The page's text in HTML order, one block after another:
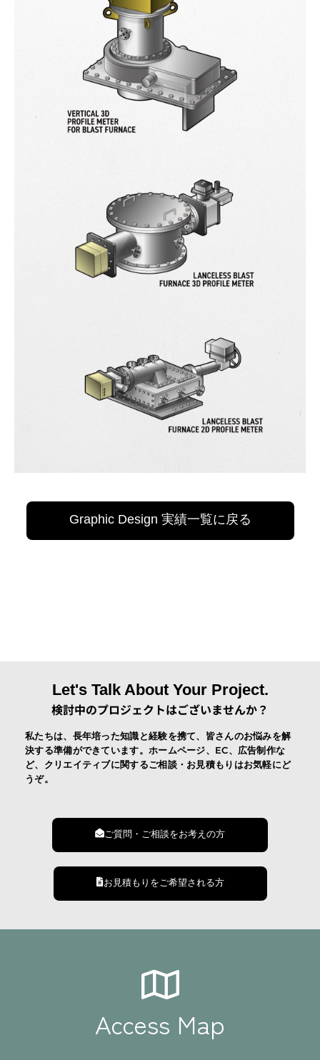
Graphic Design 実績一覧に戻る
Let's Talk About Your Project.
検討中のプロジェクトはございませんか？
私たちは、長年培った知識と経験を携て、皆さんのお悩みを解
決する準備ができています。ホームページ、EC、広告制作な
ど、クリエイティブに関するご相談・お見積もりはお気軽にど
うぞ。
ご質問・ご相談をお考えの方
お見積もりをご希望される方
Access Map